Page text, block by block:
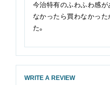
今治特有のふわふわ感
なかったら買わなかっ
た。
WRITE A REVIEW